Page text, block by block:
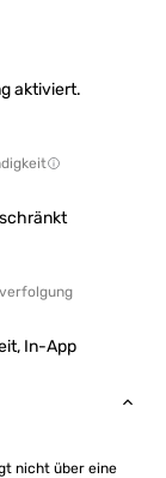
aktiviert.
In-App
nicht über eine